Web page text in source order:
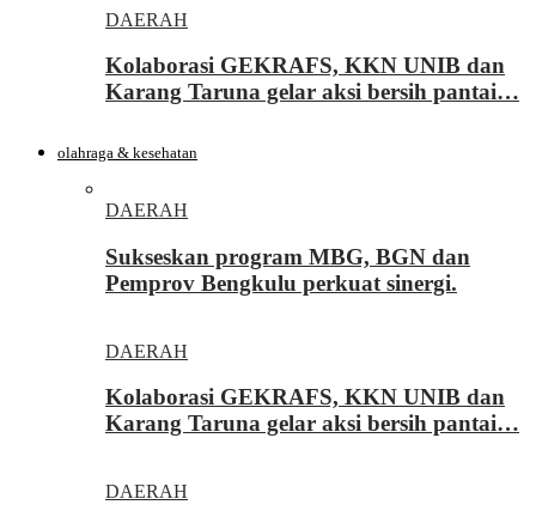
DAERAH
Kolaborasi GEKRAFS, KKN UNIB dan
Karang Taruna gelar aksi bersih pantai…
olahraga & kesehatan
DAERAH
Sukseskan program MBG, BGN dan
Pemprov Bengkulu perkuat sinergi.
DAERAH
Kolaborasi GEKRAFS, KKN UNIB dan
Karang Taruna gelar aksi bersih pantai…
DAERAH